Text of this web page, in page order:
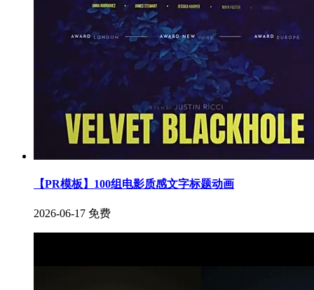
【PR模板】100组电影质感文字标题动画
2026-06-17 免费